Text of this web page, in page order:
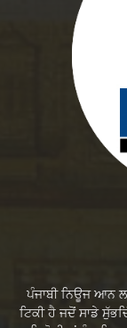
ਪੰਜਾਬੀ ਨਿਊਜ ਆਨ
ਟਿਕੀ ਹੈ ਜਦੋਂ ਸਾਡੇ